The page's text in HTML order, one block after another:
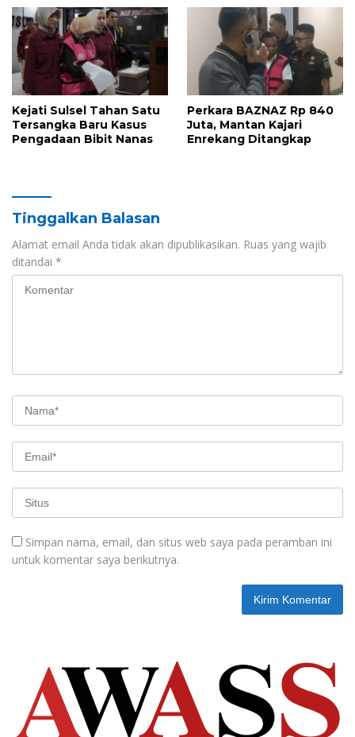
Kejati Sulsel Tahan Satu
Tersangka Baru Kasus
Pengadaan Bibit Nanas
Perkara BAZNAZ Rp 840
Juta, Mantan Kajari
Enrekang Ditangkap
Tinggalkan Balasan
Alamat email Anda tidak akan dipublikasikan. Ruas yang wajib
ditandai *
Simpan nama, email, dan situs web saya pada peramban ini
untuk komentar saya berikutnya.